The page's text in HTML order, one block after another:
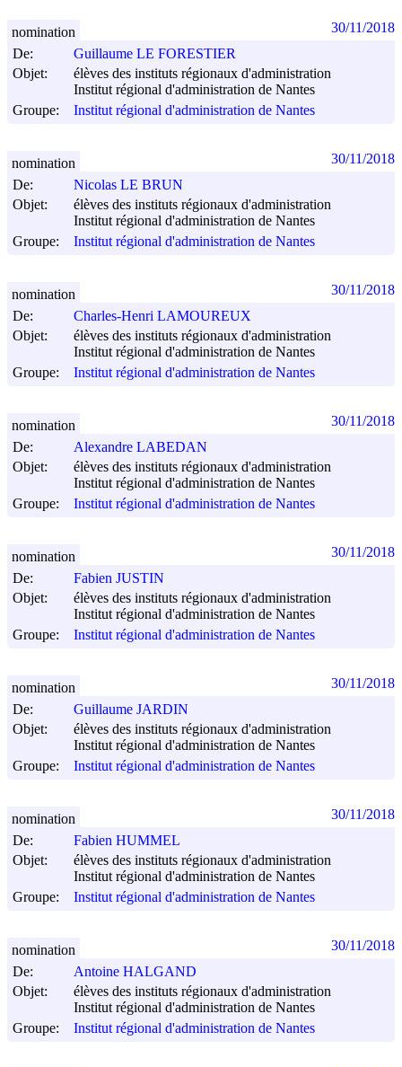
De:
Guillaume LE FORESTIER
Objet:
élèves des instituts régionaux d'administration
Institut régional d'administration de Nantes
Groupe:
Institut régional d'administration de Nantes
nomination 30/11/2018
De:
Nicolas LE BRUN
Objet:
élèves des instituts régionaux d'administration
Institut régional d'administration de Nantes
Groupe:
Institut régional d'administration de Nantes
nomination 30/11/2018
De:
Charles-Henri LAMOUREUX
Objet:
élèves des instituts régionaux d'administration
Institut régional d'administration de Nantes
Groupe:
Institut régional d'administration de Nantes
nomination 30/11/2018
De:
Alexandre LABEDAN
Objet:
élèves des instituts régionaux d'administration
Institut régional d'administration de Nantes
Groupe:
Institut régional d'administration de Nantes
nomination 30/11/2018
De:
Fabien JUSTIN
Objet:
élèves des instituts régionaux d'administration
Institut régional d'administration de Nantes
Groupe:
Institut régional d'administration de Nantes
nomination 30/11/2018
De:
Guillaume JARDIN
Objet:
élèves des instituts régionaux d'administration
Institut régional d'administration de Nantes
Groupe:
Institut régional d'administration de Nantes
nomination 30/11/2018
De:
Fabien HUMMEL
Objet:
élèves des instituts régionaux d'administration
Institut régional d'administration de Nantes
Groupe:
Institut régional d'administration de Nantes
nomination 30/11/2018
De:
Antoine HALGAND
Objet:
élèves des instituts régionaux d'administration
Institut régional d'administration de Nantes
Groupe:
Institut régional d'administration de Nantes
nomination 30/11/2018